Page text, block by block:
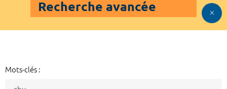
Recherche avancée
Mots-clés :